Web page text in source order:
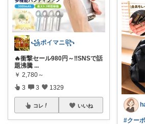
꧁ポイマニ꧂
🔥衝撃セール980円～‼️SNSで話
題沸騰 ...
￥ 2,780～
3 3 1329
コレ いいね
#クー